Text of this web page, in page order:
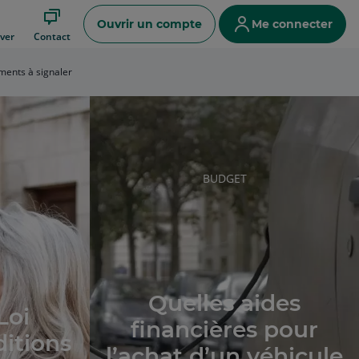
Contact
Ouvrir un compte Me connecter
à signaler
RUBRIQUE
DE
L'ARTICLE
BUDGET
Quelles aides
financières pour